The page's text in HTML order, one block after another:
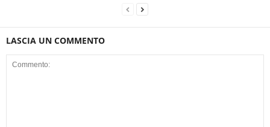
LASCIA UN COMMENTO